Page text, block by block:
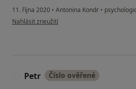
11. října 2020 • Antonina Kondr •
podle názoru uživatele Marie
Nahlásit zneužití
Petr Číslo ověřené